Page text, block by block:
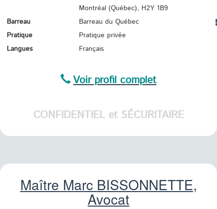
Montréal (Québec), H2Y 1B9
Barreau
Barreau du Québec
Pratique
Pratique privée
Langues
Français
Voir profil complet
CONFIDENTIEL et SÉCURITAIRE
Maître Marc BISSONNETTE,
Avocat